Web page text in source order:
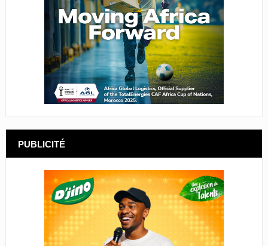
PUBLICITÉ